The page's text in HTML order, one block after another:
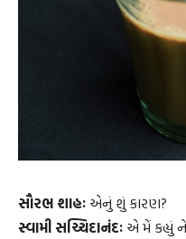
સૌરભ શાહઃ એનું શું કારણ?
સ્વામી સચ્ચિદાનંદઃ એ મેં કહ્યું